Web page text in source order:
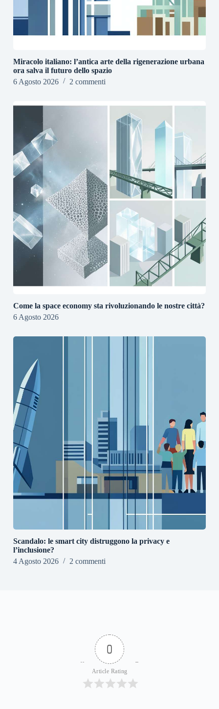
Miracolo italiano: l’antica arte della rigenerazione urbana
ora salva il futuro dello spazio
6 Agosto 2026
2 commenti
Come la space economy sta rivoluzionando le nostre città?
6 Agosto 2026
Scandalo: le smart city distruggono la privacy e
l’inclusione?
4 Agosto 2026
2 commenti
0
Article Rating